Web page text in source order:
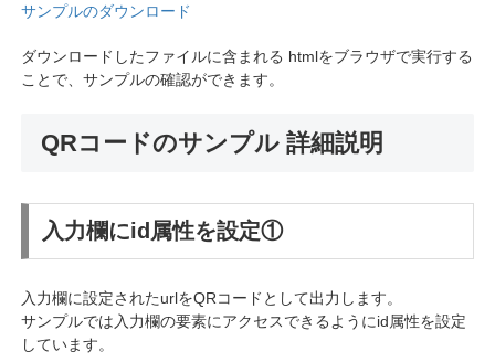
サンプルのダウンロード
ダウンロードしたファイルに含まれる htmlをブラウザで実行する
ことで、サンプルの確認ができます。
QRコードのサンプル 詳細説明
入力欄にid属性を設定①
入力欄に設定されたurlをQRコードとして出力します。
サンプルでは入力欄の要素にアクセスできるようにid属性を設定
しています。